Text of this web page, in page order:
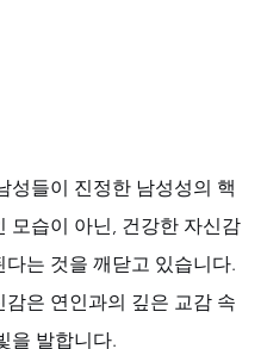
성들이 진정한 남성성의 핵
모습이 아닌, 건강한 자신감
다는 것을 깨닫고 있습니다.
감은 연인과의 깊은 교감 속
을 발합니다.